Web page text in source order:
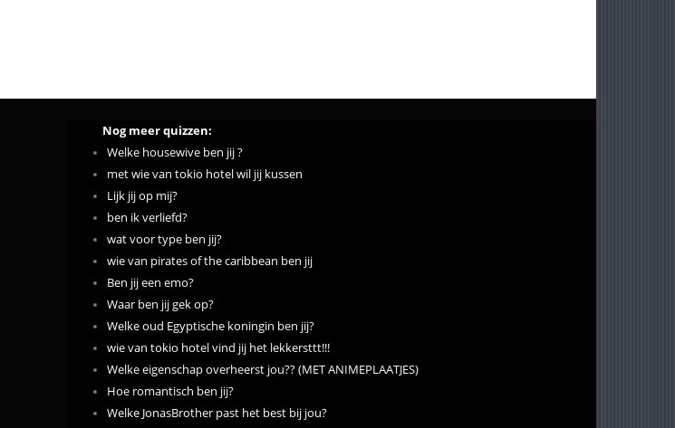
Nog meer quizzen:
Welke housewive ben jij ?
met wie van tokio hotel wil jij kussen
Lijk jij op mij?
ben ik verliefd?
wat voor type ben jij?
wie van pirates of the caribbean ben jij
Ben jij een emo?
Waar ben jij gek op?
Welke oud Egyptische koningin ben jij?
wie van tokio hotel vind jij het lekkersttt!!!
Welke eigenschap overheerst jou?? (MET ANIMEPLAATJES)
Hoe romantisch ben jij?
Welke JonasBrother past het best bij jou?